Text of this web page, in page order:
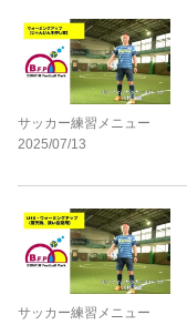
サッカー練習メニュー
2025/07/13
サッカー練習メニュー